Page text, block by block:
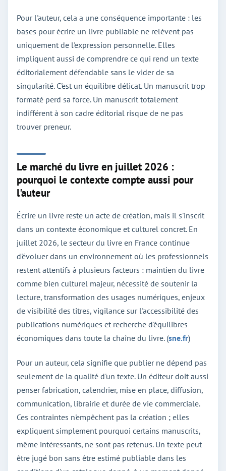
Pour l'auteur, cela a une conséquence importante : les
bases pour écrire un livre publiable ne relèvent pas
uniquement de l'expression personnelle. Elles
impliquent aussi de comprendre ce qui rend un texte
éditorialement défendable sans le vider de sa
singularité. C'est un équilibre délicat. Un manuscrit trop
formaté perd sa force. Un manuscrit totalement
indifférent à son cadre éditorial risque de ne pas
trouver preneur.
Le marché du livre en juillet 2026 :
pourquoi le contexte compte aussi pour
l'auteur
Écrire un livre reste un acte de création, mais il s'inscrit
dans un contexte économique et culturel concret. En
juillet 2026, le secteur du livre en France continue
d'évoluer dans un environnement où les professionnels
restent attentifs à plusieurs facteurs : maintien du livre
comme bien culturel majeur, nécessité de soutenir la
lecture, transformation des usages numériques, enjeux
de visibilité des titres, vigilance sur l'accessibilité des
publications numériques et recherche d'équilibres
économiques dans toute la chaîne du livre. (sne.fr)
Pour un auteur, cela signifie que publier ne dépend pas
seulement de la qualité d'un texte. Un éditeur doit aussi
penser fabrication, calendrier, mise en place, diffusion,
communication, librairie et durée de vie commerciale.
Ces contraintes n'empêchent pas la création ; elles
expliquent simplement pourquoi certains manuscrits,
même intéressants, ne sont pas retenus. Un texte peut
être jugé bon sans être estimé publiable dans les